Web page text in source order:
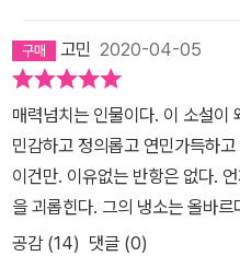
고민 2020-04-05
매력넘치는 인물이다. 이 소설이
민감하고 정의롭고 연민가득하
이건만. 이유없는 반항은 없다.
을 괴롭힌다. 그의 냉소는 올바르
공감 (14) 댓글 (0)